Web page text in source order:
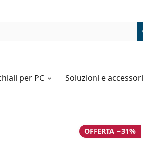
per PC Soluzioni e accessori
OFFERTA −31%